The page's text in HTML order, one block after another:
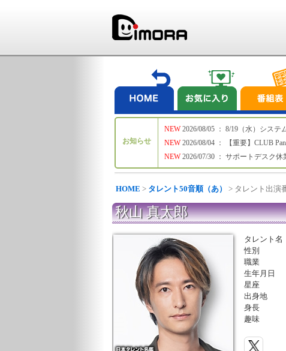
お知らせ
NEW
NEW
NEW
2026/08/05 ： 8/19（水）システ
2026/08/04 ： 【重要】CLUB
2026/07/30 ： サポートデスク
HOME > タレント50音順（あ） > タレント出演
秋山 真太郎
タレント名
性別
職業
生年月日
星座
出身地
身長
趣味